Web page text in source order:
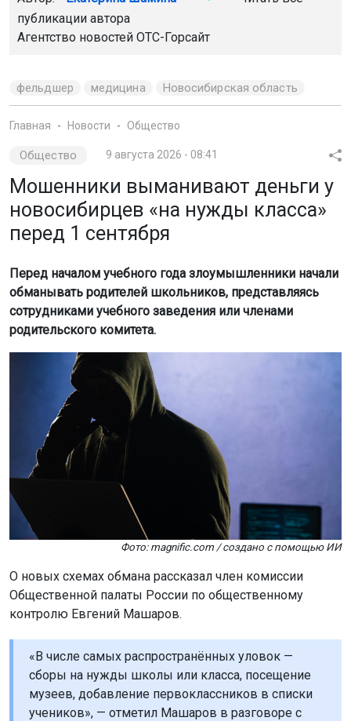
публикации автора
Агентство новостей ОТС-Горсайт
фельдшер медицина Новосибирская область
Главная Новости Общество
Общество 9 августа 2026 - 08:41
Мошенники выманивают деньги у
новосибирцев «на нужды класса»
перед 1 сентября
Перед началом учебного года злоумышленники начали
обманывать родителей школьников, представляясь
сотрудниками учебного заведения или членами
родительского комитета.
Фото: magnific.com / создано с помощью ИИ
О новых схемах обмана рассказал член комиссии
Общественной палаты России по общественному
контролю Евгений Машаров.
«В числе самых распространённых уловок —
сборы на нужды школы или класса, посещение
музеев, добавление первоклассников в списки
учеников», — отметил Машаров в разговоре с